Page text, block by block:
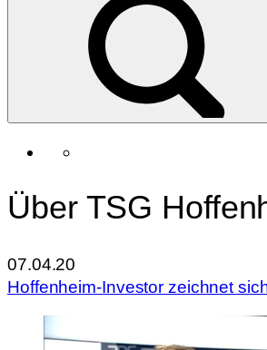
Über TSG
07.04.20
Hoffenheim-Investor zeichnet